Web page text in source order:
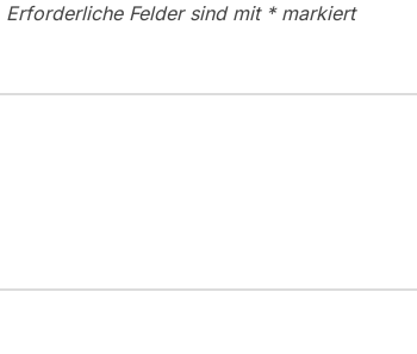
Erforderliche Felder sind mit *markiert